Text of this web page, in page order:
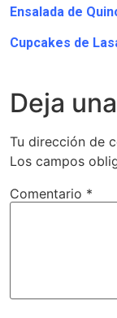
Ensalada de
Cupcakes de
Deja
Tu dirección de
Los campos
Comentario *